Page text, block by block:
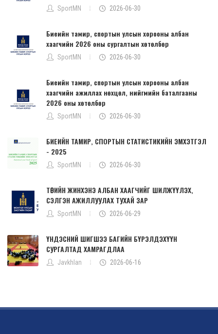
SportMN 2026-06-30
Биеийн тамир, спортын улсын хорооны албан
хаагчийн 2026 оны сургалтын хөтөлбөр
SportMN 2026-06-30
Биеийн тамир, спортын улсын хорооны албан
хаагчийн ажиллах нөхцөл, нийгмийн баталгааны
2026 оны хөтөлбөр
SportMN 2026-06-30
БИЕИЙН ТАМИР, СПОРТЫН СТАТИСТИКИЙН ЭМХЭТГЭЛ
- 2025
SportMN 2026-06-30
ТӨРИЙН ЖИНХЭНЭ АЛБАН ХААГЧИЙГ ШИЛЖҮҮЛЭХ,
СЭЛГЭН АЖИЛЛУУЛАХ ТУХАЙ ЗАР
SportMN 2026-06-29
ҮНДЭСНИЙ ШИГШЭЭ БАГИЙН БҮРЭЛДЭХҮҮН
СУРГАЛТАД ХАМРАГДЛАА
Javkhlan 2026-06-16